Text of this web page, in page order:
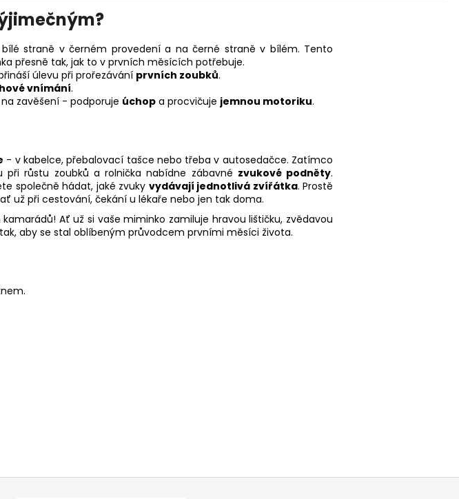
straně v černém provedení a na černé straně v bílém. Tento
přesně tak, jak to v prvních měsících potřebuje.
úlevu při prořezávání prvních zoubků.
vnímání.
zavěšení - podporuje úchop a procvičuje jemnou motoriku.
- v kabelce, přebalovací tašce nebo třeba v autosedačce. Zatímco
při růstu zoubků a rolnička nabídne zábavné zvukové podněty.
společně hádat, jaké zvuky vydávají jednotlivá zvířátka. Prostě
už při cestování, čekání u lékaře nebo jen tak doma.
Ať už si vaše miminko zamiluje hravou lištičku, zvědavou
aby se stal oblíbeným průvodcem prvními měsíci života.